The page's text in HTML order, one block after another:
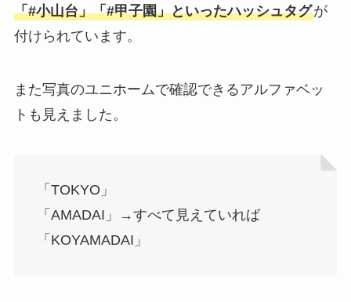
「#小山台」「#甲子園」といったハッシュタグが
付けられています。
また写真のユニホームで確認できるアルファベッ
トも見えました。
「TOKYO」
「AMADAI」→すべて見えていれば
「KOYAMADAI」